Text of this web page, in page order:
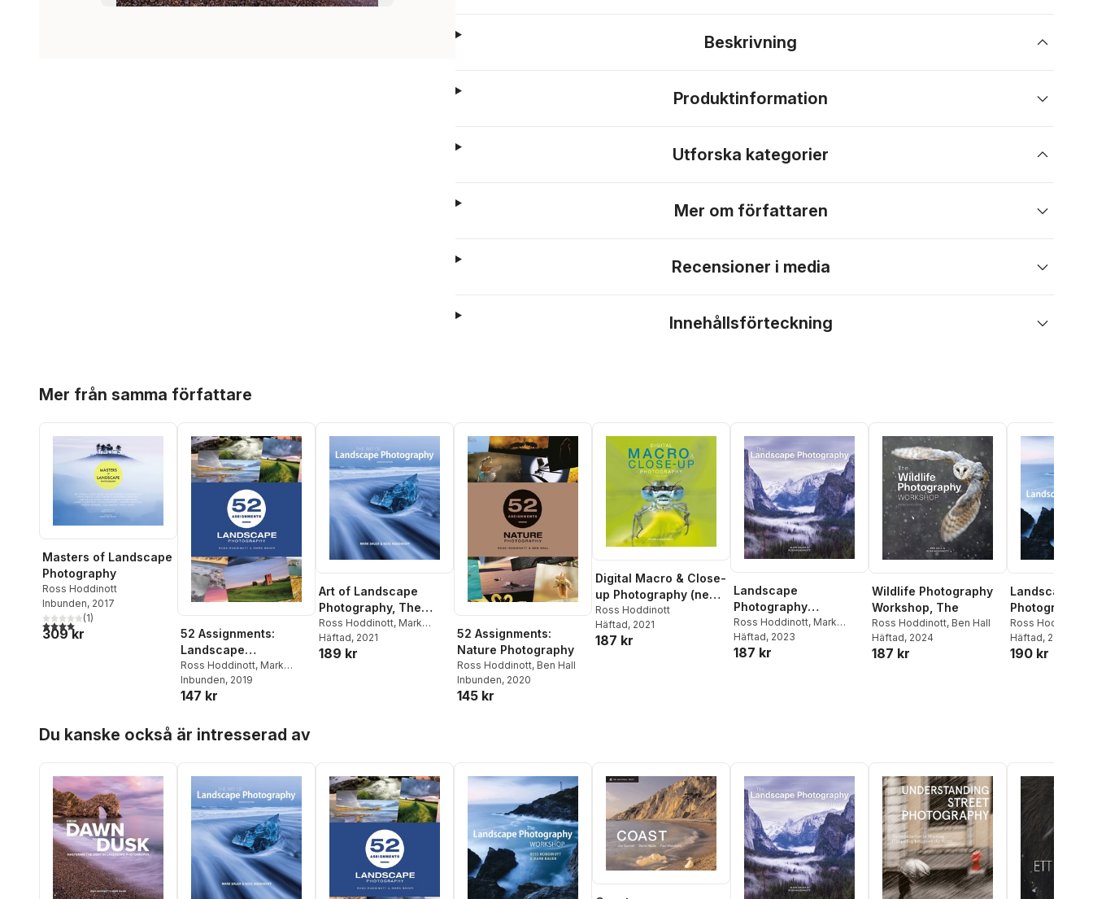
Beskrivning
Produktinformation
Utforska kategorier
Mer om författaren
Recensioner i media
Innehållsförteckning
Mer från samma författare
Masters of Landscape
Photography
Ross Hoddinott
Inbunden, 2017
4,0utav 5 stjärnor. Totalt antal röster:
(1)
309 kr
52 Assignments:
Landscape
Photography
Ross Hoddinott, Mark
Bauer
Inbunden, 2019
147 kr
Art of Landscape
Photography, The
[updated edition]
Ross Hoddinott, Mark
Bauer
Häftad, 2021
189 kr
52 Assignments:
Nature Photography
Ross Hoddinott, Ben Hall
Inbunden, 2020
145 kr
Digital Macro & Close-
up Photography (new
edition)
Ross Hoddinott
Häftad, 2021
187 kr
Landscape
Photography
Workshop
Ross Hoddinott, Mark
Bauer
Häftad, 2023
187 kr
Wildlife Photography
Workshop, The
Ross Hoddinott, Ben Hall
Häftad, 2024
187 kr
Landscape
Photography
Workshop
Ross Hoddinott
Bauer
Häftad, 2012
190 kr
Du kanske också är intresserad av